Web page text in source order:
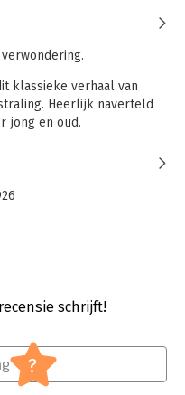
klassieke verhaal van
Heerlijk naverteld
jong en oud.
schrijft!
?